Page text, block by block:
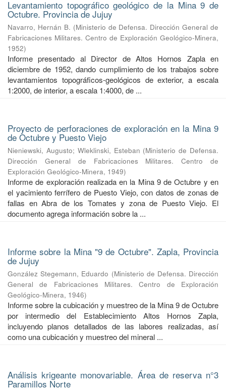
Levantamiento topográfico geológico de la Mina 9 de
Octubre. Provincia de Jujuy
Navarro, Hernán B. (Ministerio de Defensa. Dirección General de
Fabricaciones Militares. Centro de Exploración Geológico-Minera,
1952)
Informe presentado al Director de Altos Hornos Zapla en
diciembre de 1952, dando cumplimiento de los trabajos sobre
levantamientos topográficos-geológicos de exterior, a escala
1:2000, de interior, a escala 1:4000, de ...
Proyecto de perforaciones de exploración en la Mina 9
de Octubre y Puesto Viejo
Nieniewski, Augusto; Wleklinski, Esteban (Ministerio de Defensa.
Dirección General de Fabricaciones Militares. Centro de
Exploración Geológico-Minera, 1949)
Informe de exploración realizada en la Mina 9 de Octubre y en
el yacimiento ferrífero de Puesto Viejo, con datos de zonas de
fallas en Abra de los Tomates y zona de Puesto Viejo. El
documento agrega información sobre la ...
Informe sobre la Mina "9 de Octubre". Zapla, Provincia
de Jujuy
González Stegemann, Eduardo (Ministerio de Defensa. Dirección
General de Fabricaciones Militares. Centro de Exploración
Geológico-Minera, 1946)
Informe sobre la cubicación y muestreo de la Mina 9 de Octubre
por intermedio del Establecimiento Altos Hornos Zapla,
incluyendo planos detallados de las labores realizadas, así
como una cubicación y muestreo del mineral ...
Análisis krigeante monovariable. Área de reserva n°3
Paramillos Norte